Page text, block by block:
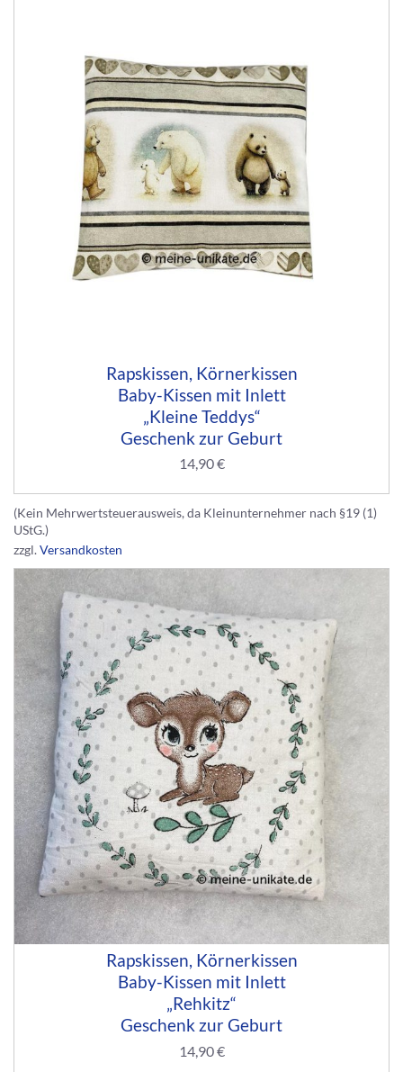
Rapskissen, Körnerkissen
Baby-Kissen mit Inlett
„Kleine Teddys“
Geschenk zur Geburt
14,90€
(Kein Mehrwertsteuerausweis, da Kleinunternehmer nach §19 (1)
UStG.)
zzgl.Versandkosten
Rapskissen, Körnerkissen
Baby-Kissen mit Inlett
„Rehkitz“
Geschenk zur Geburt
14,90€